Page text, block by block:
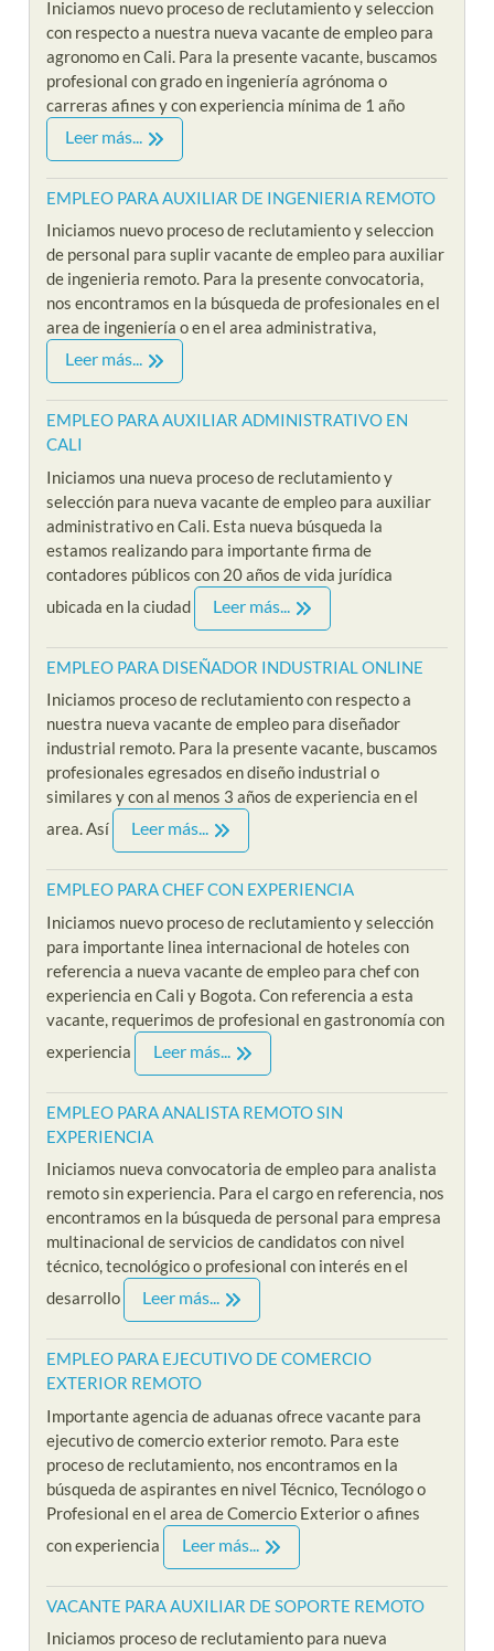
Iniciamos nuevo proceso de reclutamiento y seleccion
con respecto a nuestra nueva vacante de empleo para
agronomo en Cali. Para la presente vacante, buscamos
profesional con grado en ingeniería agrónoma o
carreras afines y con experiencia mínima de 1 año
Leer más...
EMPLEO PARA AUXILIAR DE INGENIERIA REMOTO
Iniciamos nuevo proceso de reclutamiento y seleccion
de personal para suplir vacante de empleo para auxiliar
de ingenieria remoto. Para la presente convocatoria,
nos encontramos en la búsqueda de profesionales en el
area de ingeniería o en el area administrativa,
Leer más...
EMPLEO PARA AUXILIAR ADMINISTRATIVO EN
CALI
Iniciamos una nueva proceso de reclutamiento y
selección para nueva vacante de empleo para auxiliar
administrativo en Cali. Esta nueva búsqueda la
estamos realizando para importante firma de
contadores públicos con 20 años de vida jurídica
ubicada en la ciudad
Leer más...
EMPLEO PARA DISEÑADOR INDUSTRIAL ONLINE
Iniciamos proceso de reclutamiento con respecto a
nuestra nueva vacante de empleo para diseñador
industrial remoto. Para la presente vacante, buscamos
profesionales egresados en diseño industrial o
similares y con al menos 3 años de experiencia en el
area. Así
Leer más...
EMPLEO PARA CHEF CON EXPERIENCIA
Iniciamos nuevo proceso de reclutamiento y selección
para importante linea internacional de hoteles con
referencia a nueva vacante de empleo para chef con
experiencia en Cali y Bogota. Con referencia a esta
vacante, requerimos de profesional en gastronomía con
experiencia
Leer más...
EMPLEO PARA ANALISTA REMOTO SIN
EXPERIENCIA
Iniciamos nueva convocatoria de empleo para analista
remoto sin experiencia. Para el cargo en referencia, nos
encontramos en la búsqueda de personal para empresa
multinacional de servicios de candidatos con nivel
técnico, tecnológico o profesional con interés en el
desarrollo
Leer más...
EMPLEO PARA EJECUTIVO DE COMERCIO
EXTERIOR REMOTO
Importante agencia de aduanas ofrece vacante para
ejecutivo de comercio exterior remoto. Para este
proceso de reclutamiento, nos encontramos en la
búsqueda de aspirantes en nivel Técnico, Tecnólogo o
Profesional en el area de Comercio Exterior o afines
con experiencia
Leer más...
VACANTE PARA AUXILIAR DE SOPORTE REMOTO
Iniciamos proceso de reclutamiento para nueva